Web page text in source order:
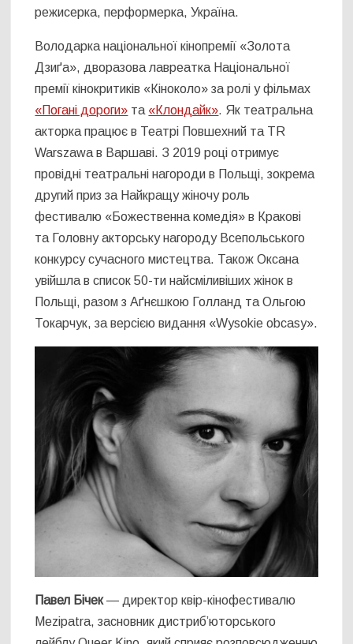
режисерка, перформерка, Україна.
Володарка національної кінопремії «Золота
Дзиґа», дворазова лавреатка Національної
премії кінокритиків «Кіноколо» за ролі у фільмах
«Погані дороги» та «Клондайк». Як театральна
акторка працює в Театрі Повшехний та TR
Warszawa в Варшаві. З 2019 році отримує
провідні театральні нагороди в Польщі, зокрема
другий приз за Найкращу жіночу роль
фестивалю «Божественна комедія» в Кракові
та Головну акторську нагороду Всепольського
конкурсу сучасного мистецтва. Також Оксана
увійшла в список 50-ти найсміливіших жінок в
Польщі, разом з Аґнєшкою Голланд та Ольгою
Токарчук, за версією видання «Wysokie obcasy».
Павел Бiчек— директор квір-кінофестивалю
Mezipatra, засновник дистриб’юторського